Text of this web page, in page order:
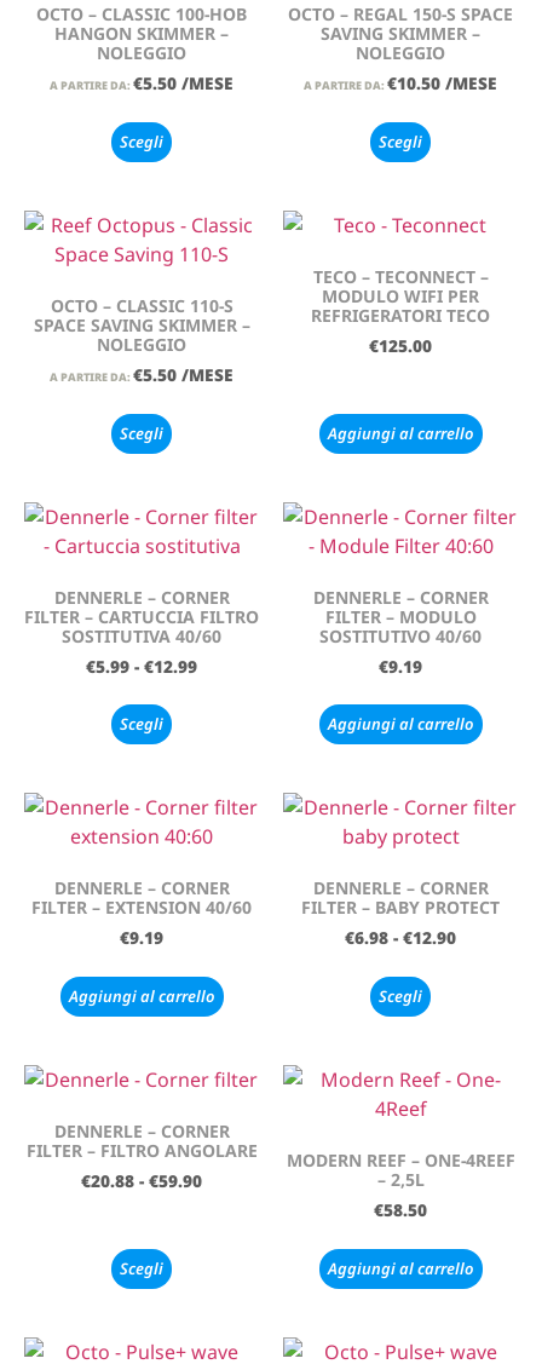
OCTO – CLASSIC 100-HOB
HANGON SKIMMER –
NOLEGGIO
A PARTIRE DA: €5.50 /MESE
Scegli
OCTO – REGAL 150-S SPACE
SAVING SKIMMER –
NOLEGGIO
A PARTIRE DA: €10.50 /MESE
Scegli
OCTO – CLASSIC 110-S
SPACE SAVING SKIMMER –
NOLEGGIO
A PARTIRE DA: €5.50 /MESE
Scegli
TECO – TECONNECT –
MODULO WIFI PER
REFRIGERATORI TECO
€125.00
Aggiungi al carrello
DENNERLE – CORNER
FILTER – CARTUCCIA FILTRO
SOSTITUTIVA 40/60
€5.99 - €12.99
Scegli
DENNERLE – CORNER
FILTER – MODULO
SOSTITUTIVO 40/60
€9.19
Aggiungi al carrello
DENNERLE – CORNER
FILTER – EXTENSION 40/60
€9.19
Aggiungi al carrello
DENNERLE – CORNER
FILTER – BABY PROTECT
€6.98 - €12.90
Scegli
DENNERLE – CORNER
FILTER – FILTRO ANGOLARE
€20.88 - €59.90
Scegli
MODERN REEF – ONE-4REEF
– 2,5L
€58.50
Aggiungi al carrello